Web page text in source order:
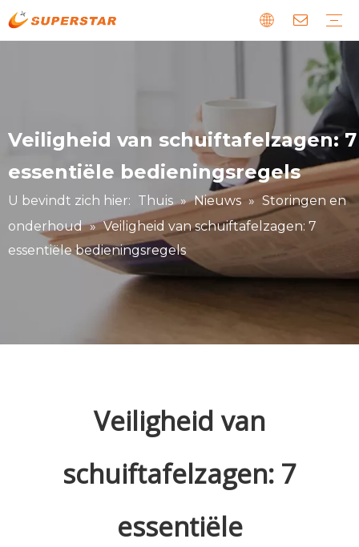
Veiligheid van schuiftafelzagen: 7
essentiële bedieningsregels
U bevindt zich hier: Thuis » Nieuws » Storingen en
onderhoud » Veiligheid van schuiftafelzagen: 7
essentiële bedieningsregels
Veiligheid van
schuiftafelzagen: 7
essentiële